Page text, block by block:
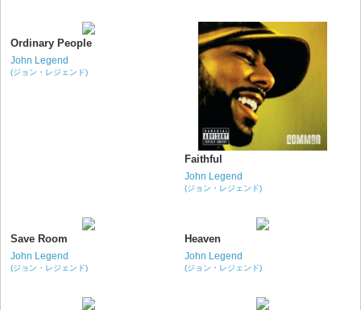
Ordinary People
John Legend
(ジョン・レジェンド)
Faithful
John Legend
(ジョン・レジェンド)
Save Room
John Legend
(ジョン・レジェンド)
Heaven
John Legend
(ジョン・レジェンド)